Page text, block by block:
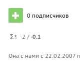
0 подписчиков
-2 /-0.1
Она с нами с 22.02.2007